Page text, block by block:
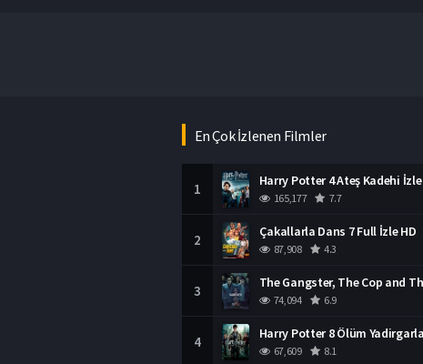
En Çok İzlenen Filmler
1 Harry Potter 4 Ateş Kadehi İzle
165,177 7.7
2 Çakallarla Dans 7 Full İzle HD
87,908 4.3
3
74,094 6.9
4
67,609 8.1